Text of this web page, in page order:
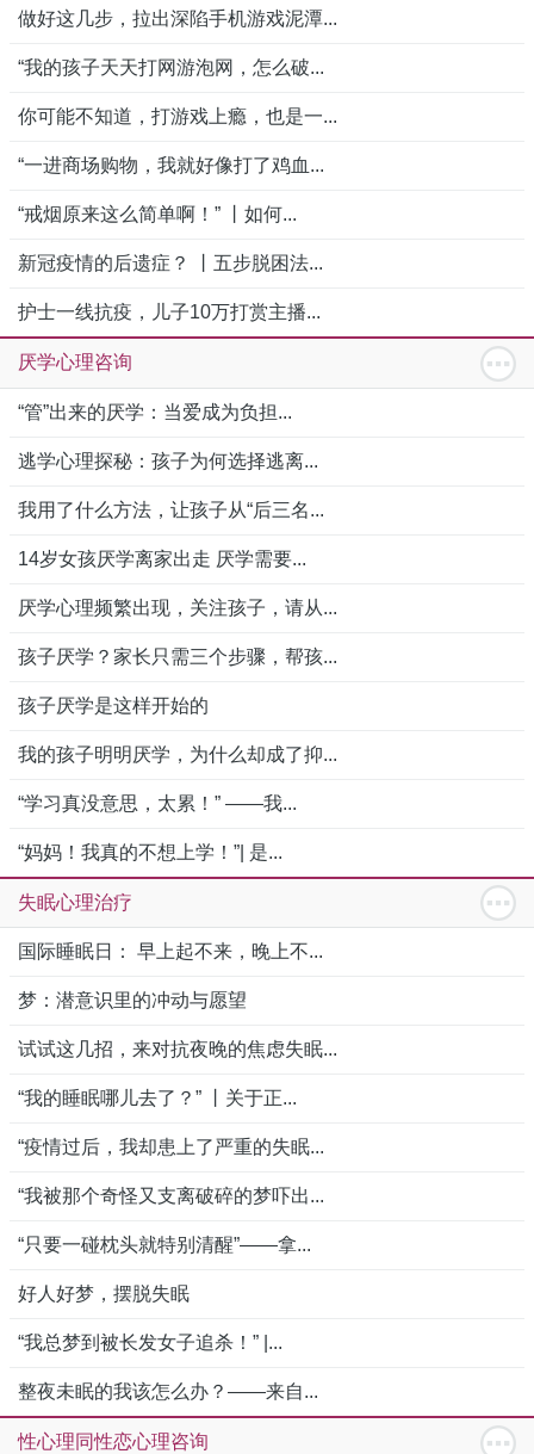
做好这几步，拉出深陷手机游戏泥潭...
“我的孩子天天打网游泡网，怎么破...
你可能不知道，打游戏上瘾，也是一...
“一进商场购物，我就好像打了鸡血...
“戒烟原来这么简单啊！” 丨如何...
新冠疫情的后遗症？ 丨五步脱困法...
护士一线抗疫，儿子10万打赏主播...
厌学心理咨询
“管”出来的厌学：当爱成为负担...
逃学心理探秘：孩子为何选择逃离...
我用了什么方法，让孩子从“后三名...
14岁女孩厌学离家出走 厌学需要...
厌学心理频繁出现，关注孩子，请从...
孩子厌学？家长只需三个步骤，帮孩...
孩子厌学是这样开始的
我的孩子明明厌学，为什么却成了抑...
“学习真没意思，太累！” ——我...
“妈妈！我真的不想上学！”| 是...
失眠心理治疗
国际睡眠日： 早上起不来，晚上不...
梦：潜意识里的冲动与愿望
试试这几招，来对抗夜晚的焦虑失眠...
“我的睡眠哪儿去了？” 丨关于正...
“疫情过后，我却患上了严重的失眠...
“我被那个奇怪又支离破碎的梦吓出...
“只要一碰枕头就特别清醒”——拿...
好人好梦，摆脱失眠
“我总梦到被长发女子追杀！” |...
整夜未眠的我该怎么办？——来自...
性心理同性恋心理咨询